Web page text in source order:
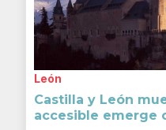
León
Castilla y León
accesible emerge